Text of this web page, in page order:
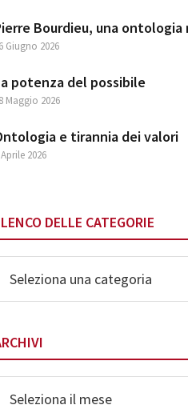
Bourdieu, una ontologia
Giugno 2026
potenza del possibile
Maggio 2026
e tirannia dei valori
2026
DELLE CATEGORIE
delle